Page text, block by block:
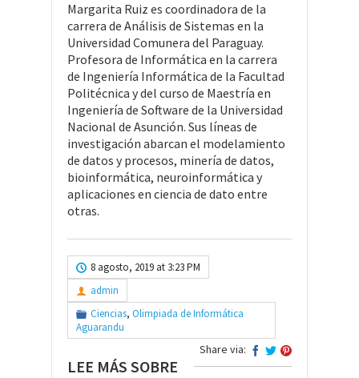
Margarita Ruiz es coordinadora de la
carrera de Análisis de Sistemas en la
Universidad Comunera del Paraguay.
Profesora de Informática en la carrera
de Ingeniería Informática de la Facultad
Politécnica y del curso de Maestría en
Ingeniería de Software de la Universidad
Nacional de Asunción. Sus líneas de
investigación abarcan el modelamiento
de datos y procesos, minería de datos,
bioinformática, neuroinformática y
aplicaciones en ciencia de dato entre
otras.
8 agosto, 2019 at 3:23 PM
admin
Ciencias, Olimpiada de Informática
Aguarandu
Share via:
LEE MÁS SOBRE